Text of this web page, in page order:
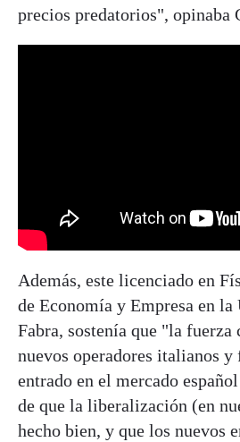
precios predatorios", opinaba
Además, este licenciado en
de Economía y Empresa en
Fabra, sostenía que "la fuerza
nuevos operadores italianos y
entrado en el mercado
de que la liberalización (en
hecho bien, y que los nuevos